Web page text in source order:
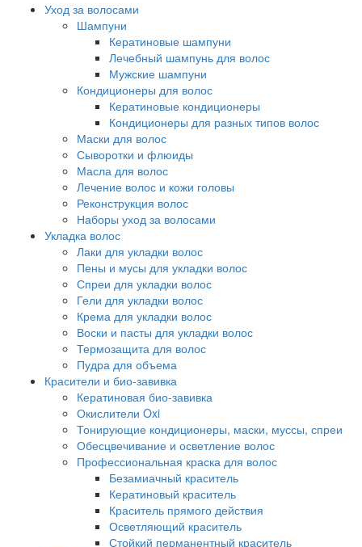
Уход за волосами
Шампуни
Кератиновые шампуни
Лечебный шампунь для волос
Мужские шампуни
Кондиционеры для волос
Кератиновые кондиционеры
Кондиционеры для разных типов волос
Маски для волос
Сыворотки и флюиды
Масла для волос
Лечение волос и кожи головы
Реконструкция волос
Наборы уход за волосами
Укладка волос
Лаки для укладки волос
Пены и мусы для укладки волос
Спреи для укладки волос
Гели для укладки волос
Крема для укладки волос
Воски и пасты для укладки волос
Термозащита для волос
Пудра для объема
Красители и био-завивка
Кератиновая био-завивка
Окислители Oxi
Тонирующие кондиционеры, маски, муссы, спреи
Обесцвечивание и осветление волос
Профессиональная краска для волос
Безамиачный краситель
Кератиновый краситель
Краситель прямого действия
Осветляющий краситель
Стойкий перманентный краситель